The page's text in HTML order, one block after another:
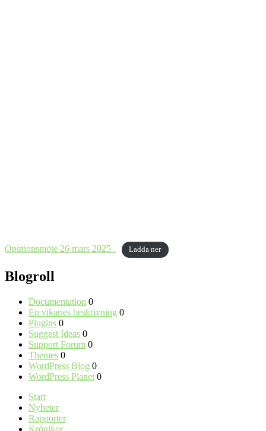
Opinionsmöte 26 mars 2025 . Ladda ner
Blogroll
Documentation 0
En vikaries beskrivning 0
Plugins 0
Suggest Ideas 0
Support Forum 0
Themes 0
WordPress Blog 0
WordPress Planet 0
Start
Nyheter
Rapporter